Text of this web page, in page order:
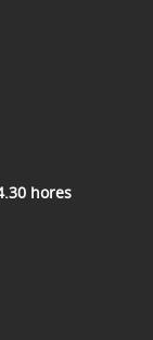
hores